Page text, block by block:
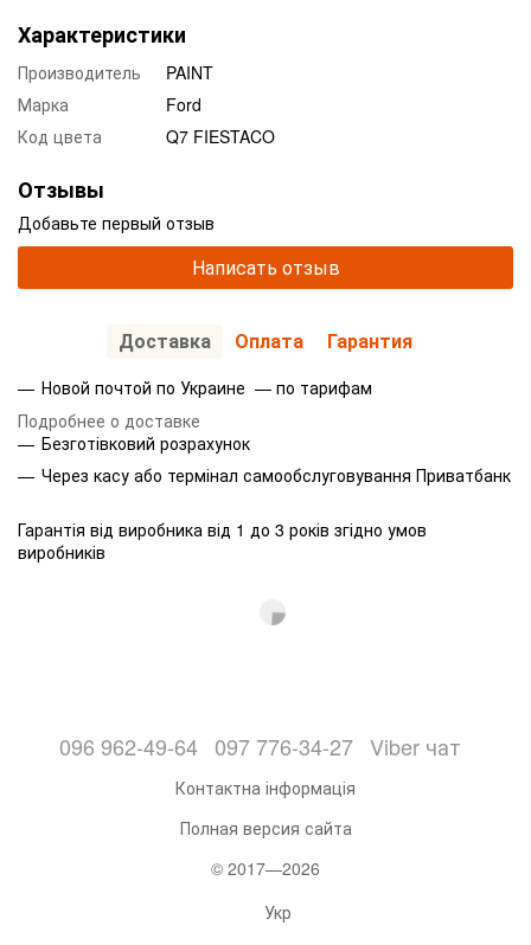
Характеристики
Производитель
PAINT
Марка
Ford
Код цвета
Q7 FIESTACO
Отзывы
Добавьте первый отзыв
Написать отзыв
Доставка Оплата Гарантия
Новой почтой по Украине — по тарифам
Подробнее о доставке
Безготівковий розрахунок
Через касу або термінал самообслуговування Приватбанк
Гарантія від виробника від 1 до 3 років згідно умов
виробників
096 962-49-64 097 776-34-27 Viber чат
Контактна інформація
Полная версия сайта
© 2017—2026
Укр